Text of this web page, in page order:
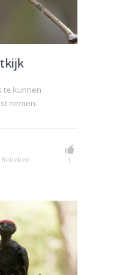
te kunnen
nemen.
Bekeken 1